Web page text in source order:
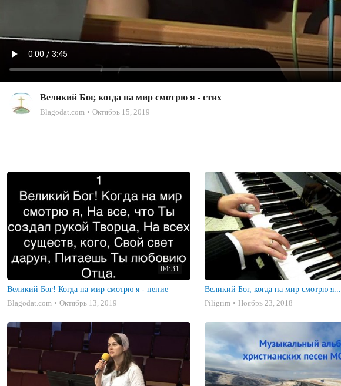
Великий Бог, когда на мир смотрю я - стих
Blagodat.com Октябрь 15, 2019
04:31
Великий Бог! Когда на мир смотрю я - пение
Blagodat.com
Октябрь 13, 2019
Великий Бог, когда на мир смотрю я...
Piligrim
Ноябрь 23, 2018